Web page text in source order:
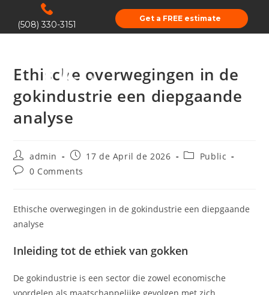
(508) 330-3151
Get a FREE estimate
Ethische overwegingen in de
gokindustrie een diepgaande
analyse
admin 17 de April de 2026
Public
0 Comments
Ethische overwegingen in de gokindustrie een diepgaande
analyse
Inleiding tot de ethiek van gokken
De gokindustrie is een sector die zowel economische